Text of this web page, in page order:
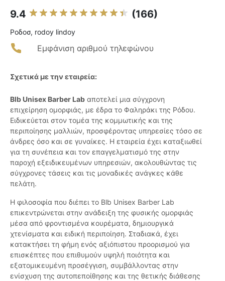
9.4 (166)
Ροδοσ, rodoy lindoy
Εμφάνιση αριθμού τηλεφώνου
Σχετικά με την εταιρεία:
Blb Unisex Barber Lab αποτελεί μια σύγχρονη
επιχείρηση ομορφιάς, με έδρα το Φαληράκι της Ρόδου.
Ειδικεύεται στον τομέα της κομμωτικής και της
περιποίησης μαλλιών, προσφέροντας υπηρεσίες τόσο σε
άνδρες όσο και σε γυναίκες. Η εταιρεία έχει καταξιωθεί
για τη συνέπεια και τον επαγγελματισμό της στην
παροχή εξειδικευμένων υπηρεσιών, ακολουθώντας τις
σύγχρονες τάσεις και τις μοναδικές ανάγκες κάθε
πελάτη.
Η φιλοσοφία που διέπει το Blb Unisex Barber Lab
επικεντρώνεται στην ανάδειξη της φυσικής ομορφιάς
μέσα από φροντισμένα κουρέματα, δημιουργικά
χτενίσματα και ειδική περιποίηση. Σταδιακά, έχει
κατακτήσει τη φήμη ενός αξιόπιστου προορισμού για
επισκέπτες που επιθυμούν υψηλή ποιότητα και
εξατομικευμένη προσέγγιση, συμβάλλοντας στην
ενίσχυση της αυτοπεποίθησης και της θετικής διάθεσης